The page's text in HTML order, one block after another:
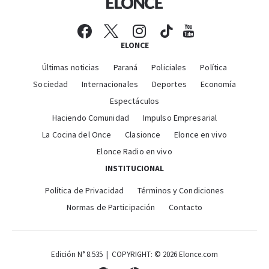
ELONCE
Últimas noticias Paraná Policiales
Política
Sociedad
Internacionales Deportes
Economía
Espectáculos
Haciendo Comunidad
Impulso Empresarial
La Cocina del Once
Clasionce
Elonce en vivo
Elonce Radio en vivo
INSTITUCIONAL
Política de Privacidad
Términos y Condiciones
Normas de Participación
Contacto
Edición N° 8.535 | COPYRIGHT: © 2026 Elonce.com